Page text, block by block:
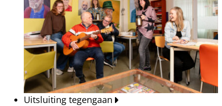
Uitsluiting tegengaan